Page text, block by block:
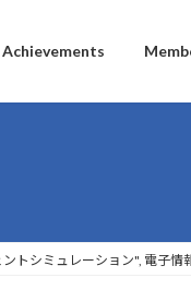
Achievements
トシミュレーション", 電子情